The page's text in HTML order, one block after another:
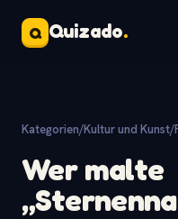
Q Quizado.
Kategorien/Kultur und Kunst/
Wer malte